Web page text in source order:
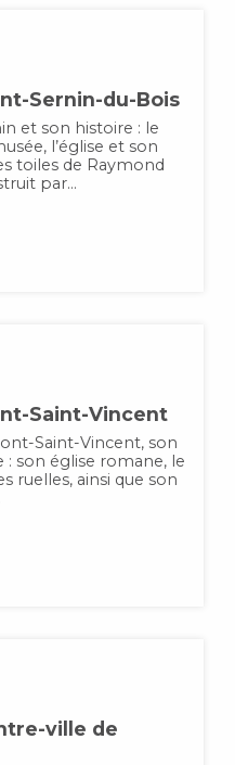
Sernin-du-Bois
et son histoire : le
l’église et son
toiles de Raymond
par...
Saint-Vincent
Saint-Vincent, son
son église romane, le
ruelles, ainsi que son
ville de